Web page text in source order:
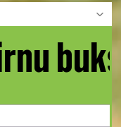
buks